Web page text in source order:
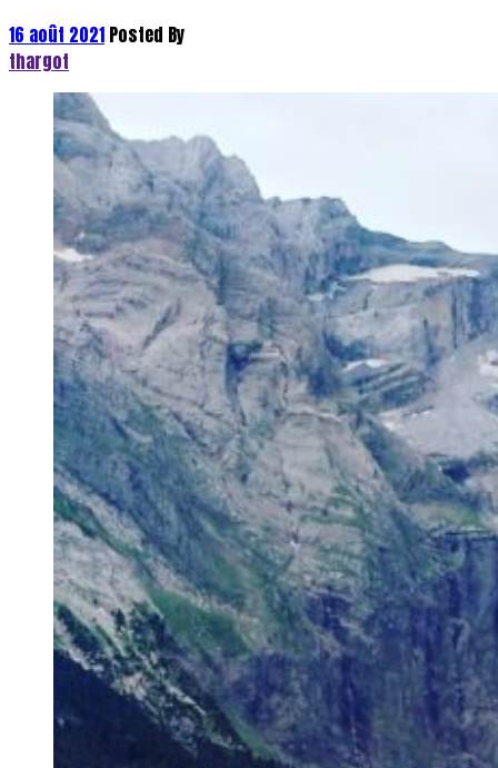
16 août 2021 Posted By
thargot